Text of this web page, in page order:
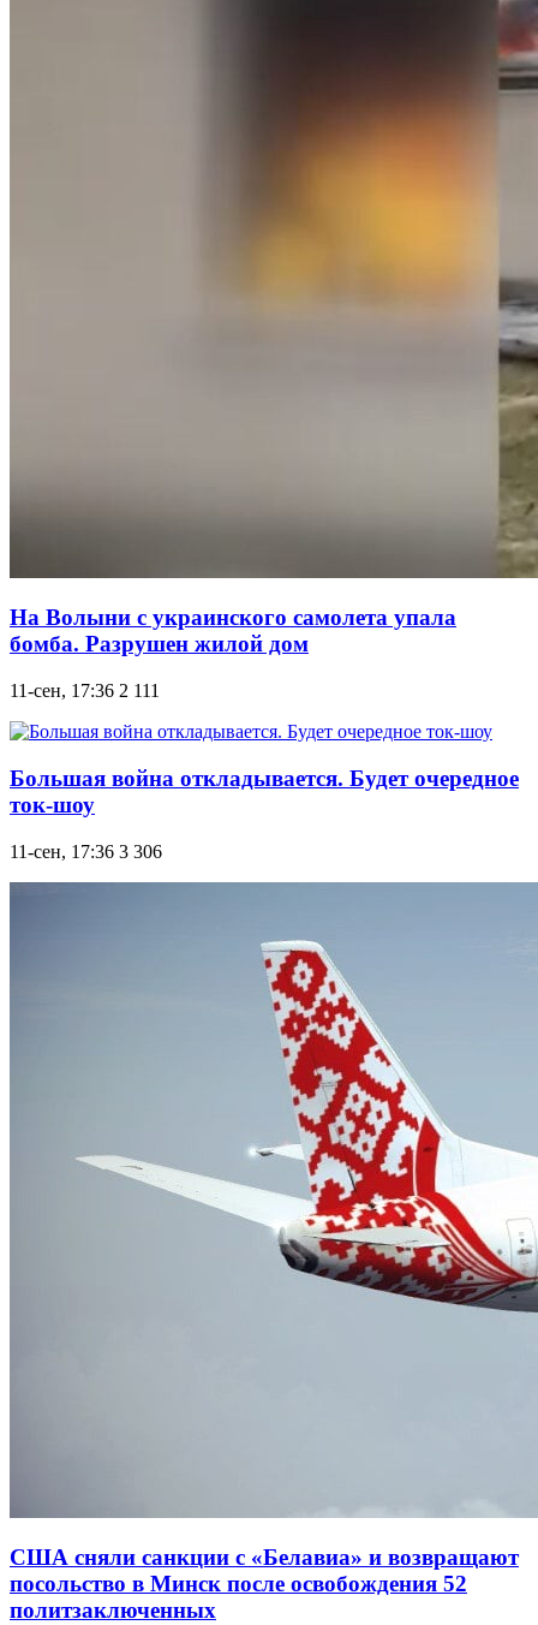
На Волыни с украинского самолета упала
бомба. Разрушен жилой дом
11-сен, 17:36 2 111
Большая война откладывается. Будет очередное
ток-шоу
11-сен, 17:36 3 306
США сняли санкции с «Белавиа» и возвращают
посольство в Минск после освобождения 52
политзаключенных